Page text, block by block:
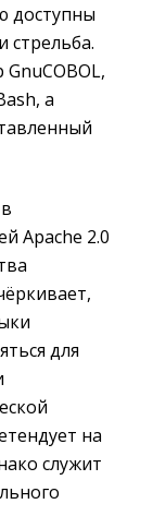
доступны
а
Apache 2.0
для
на
служит